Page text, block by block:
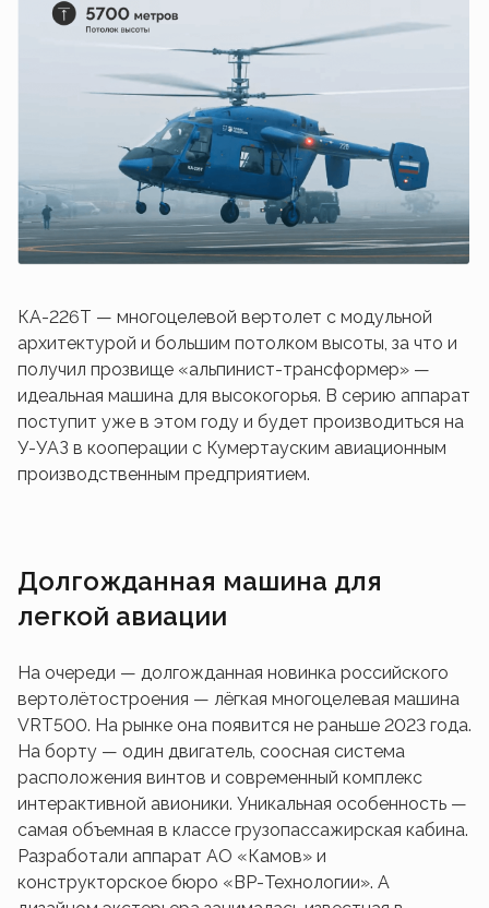
КА-226Т — многоцелевой вертолет с модульной
архитектурой и большим потолком высоты, за что и
получил прозвище «альпинист-трансформер» —
идеальная машина для высокогорья. В серию аппарат
поступит уже в этом году и будет производиться на
У-УАЗ в кооперации с Кумертауским авиационным
производственным предприятием.
Долгожданная машина для
легкой авиации
На очереди — долгожданная новинка российского
вертолётостроения — лёгкая многоцелевая машина
VRT500. На рынке она появится не раньше 2023 года.
На борту — один двигатель, соосная система
расположения винтов и современный комплекс
интерактивной авионики. Уникальная особенность —
самая объемная в классе грузопассажирская кабина.
Разработали аппарат АО «Камов» и
конструкторское бюро «ВР-Технологии». А